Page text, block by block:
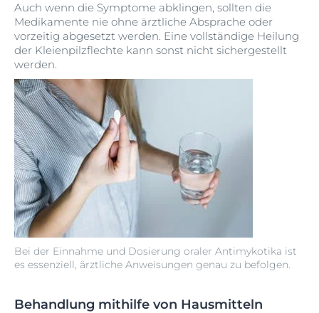
Bei der Einnahme und Dosierung oraler Antimykotika ist
es essenziell, ärztliche Anweisungen genau zu befolgen.
Auch wenn die Symptome abklingen, sollten die
Medikamente nie ohne ärztliche Absprache oder
vorzeitig abgesetzt werden. Eine vollständige Heilung
der Kleienpilzflechte kann sonst nicht sichergestellt
werden.
Behandlung mithilfe von Hausmitteln